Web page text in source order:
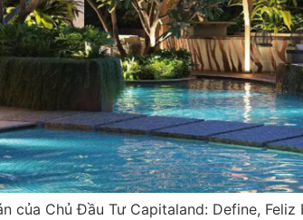
của Chủ Đầu Tư Capitaland: Define,